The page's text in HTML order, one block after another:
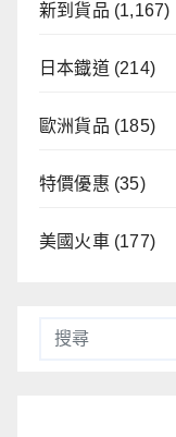
新到貨品 (1,167)
日本鐡道(214)
歐洲貨品 (185)
特價優惠 (35)
美國火車(177)